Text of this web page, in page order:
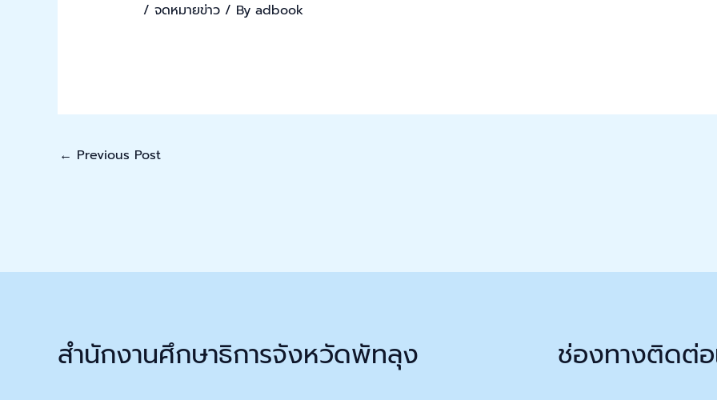
/ จดหมายข่าว/ By adbook
← Previous Post
สำนักงานศึกษาธิการจังหวัดพัทลุง ช่องทางติดต่อ